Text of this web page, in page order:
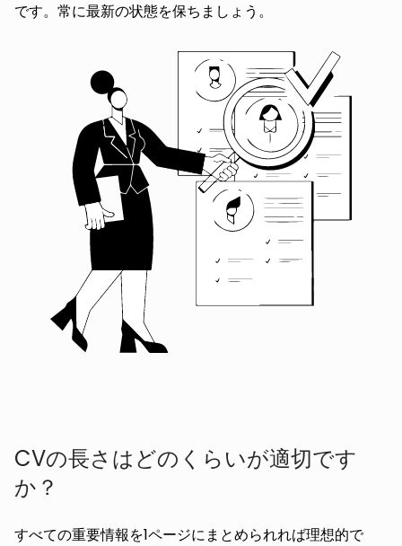
です。常に最新の状態を保ちましょう。
CVの長さはどのくらいが適切です
か？
すべての重要情報を1ページにまとめられれば理想的で